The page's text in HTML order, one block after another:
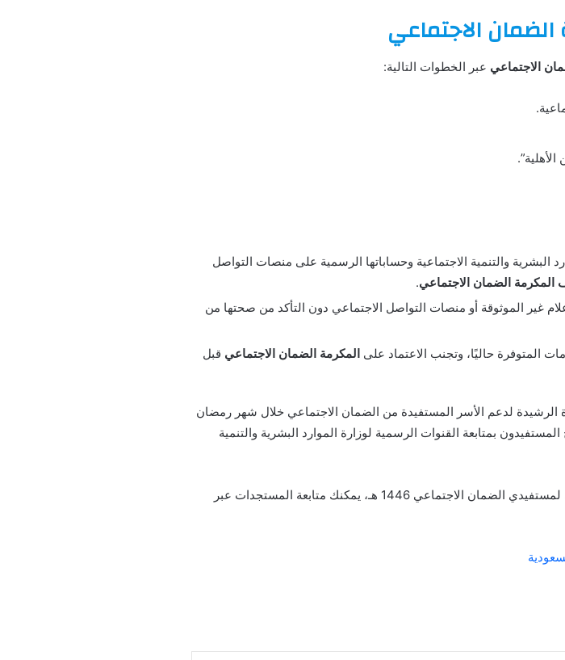
الاجتماعي
الاجتماعي عبر الخطوات التالية:
البشرية والتنمية الاجتماعية وحساباتها الرسمية على منصات التواصل
الضمان الاجتماعي.
غير الموثوقة أو منصات التواصل الاجتماعي دون التأكد من صحتها من
المتوفرة حاليًا، وتجنب الاعتماد على المكرمة الضمان الاجتماعي قبل
الرشيدة لدعم الأسر المستفيدة من الضمان الاجتماعي خلال شهر رمضان
بمتابعة القنوات الرسمية لوزارة الموارد البشرية والتنمية
لمستفيدي الضمان الاجتماعي 1446 هـ، يمكنك متابعة المستجدات عبر